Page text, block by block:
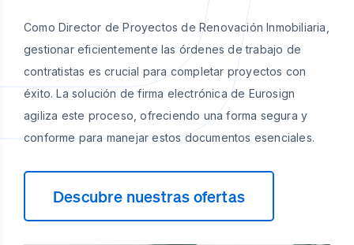
Como Director de Proyectos de Renovación Inmobiliaria,
gestionar eficientemente las órdenes de trabajo de
contratistas es crucial para completar proyectos con
éxito. La solución de firma electrónica de Eurosign
agiliza este proceso, ofreciendo una forma segura y
conforme para manejar estos documentos esenciales.
Descubre nuestras ofertas